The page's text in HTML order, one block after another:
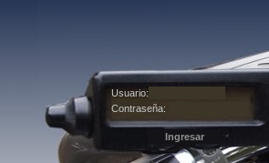
Usuario:
Contraseña: